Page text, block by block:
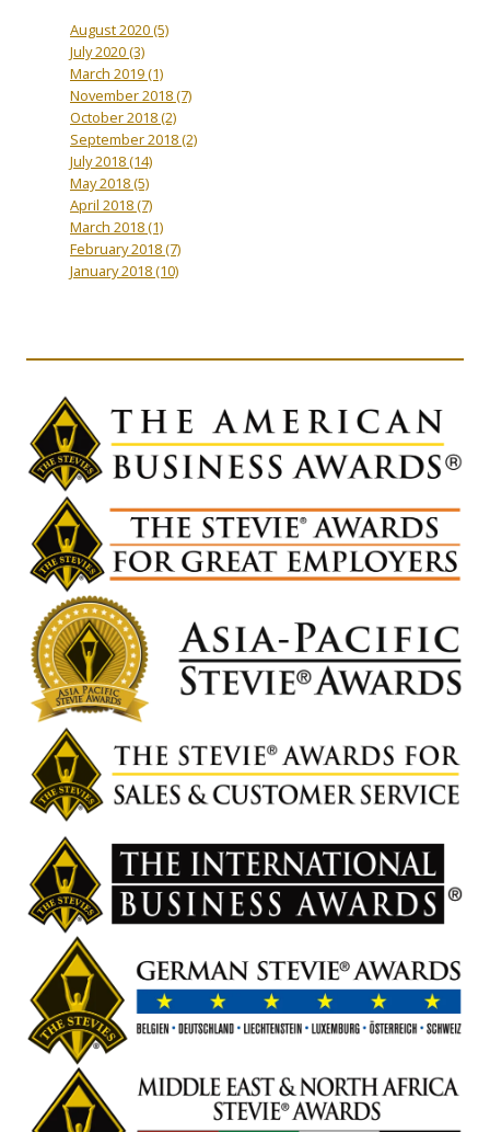
August 2020(5)
July 2020(3)
March 2019(1)
November 2018(7)
October 2018(2)
September 2018(2)
July 2018(14)
May 2018(5)
April 2018(7)
March 2018(1)
February 2018(7)
January 2018(10)